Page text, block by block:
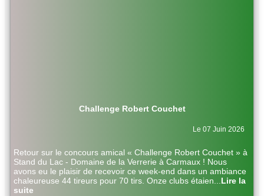
Challenge Robert Couchet
Le 07 Juin 2026
Retour sur le concours amical « Challenge Robert Couchet » à
Stand du Lac - Domaine de la Verrerie à Carmaux ! Nous
avons eu le plaisir de recevoir ce week-end dans un ambiance
chaleureuse 44 tireurs pour 70 tirs. Onze clubs étaien
Lire la
suite